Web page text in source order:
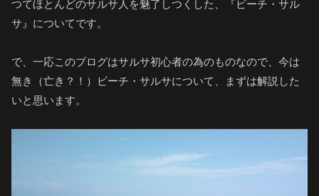
つてほとんどのサルサ人を魅了しつくした、『ビーチ・サル
サ』についてです。
で、一応このブログはサルサ初心者の為のものなので、今は
無き（亡き？！）ビーチ・サルサについて、まずは解説した
いと思います。